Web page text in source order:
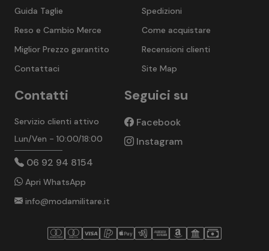
Spedizioni
Come acquistare
Recensioni clienti
Site Map
Guida Taglie
Reso e Cambio Merce
Miglior Prezzo garantito
Contattaci
Contatti
Servizio clienti attivo
Lun/Ven - 10:00/18:00
06 92 94 8154
Apri WhatsApp
info@modamilitare.it
Seguici su
Facebook
Instagram